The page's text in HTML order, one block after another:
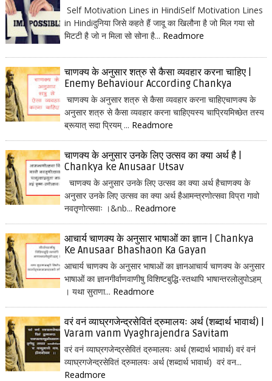
Self Motivation Lines in HindiSelf Motivation Lines
in Hindiदुनिया जिसे कहते हैं जादू का खिलौना है जो मिल गया सो
मिटटी है जो न मिला सो सोना है... Readmore
चाणक्य के अनुसार शत्रु से कैसा व्यवहार करना चाहिए |
Enemy Behaviour According Chankya
चाणक्य के अनुसार शत्रु से कैसा व्यवहार करना चाहिएचाणक्य के
अनुसार शत्रु से कैसा व्यवहार करना चाहिएयस्य चाप्रियमिच्छेत तस्य
ब्रूयात् सदा प्रियम् ... Readmore
चाणक्य के अनुसार उनके लिए उत्सव का क्या अर्थ है |
Chankya ke Anusaar Utsav
चाणक्य के अनुसार उनके लिए उत्सव का क्या अर्थ हैचाणक्य के
अनुसार उनके लिए उत्सव का क्या अर्थ हैआमन्त्रणोत्सवा विप्रा गावो
नवतृणोत्सवाः ।&nb... Readmore
आचार्य चाणक्य के अनुसार भाषाओं का ज्ञान | Chankya
Ke Anusaar Bhashaon Ka Gayan
आचार्य चाणक्य के अनुसार भाषाओं का ज्ञानआचार्य चाणक्य के अनुसार
भाषाओं का ज्ञानगीर्वाणवाणीषु विशिष्टबुद्धि-स्तथापि भाषान्तरलोलुपोऽहम्
। यथा सुराणा... Readmore
वरं वनं व्याघ्रगजेन्द्रसेवितं द्रुमालयः अर्थ (शब्दार्थ भावार्थ) |
Varam vanm Vyaghrajendra Savitam
वरं वनं व्याघ्रगजेन्द्रसेवितं द्रुमालयः अर्थ (शब्दार्थ भावार्थ) वरं वनं
व्याघ्रगजेन्द्रसेवितं द्रुमालयः अर्थ (शब्दार्थ भावार्थ) वरं वन...
Readmore